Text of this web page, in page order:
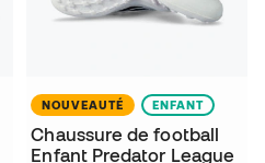
NOUVEAUTÉ ENFANT
Chaussure de football
Enfant Predator League